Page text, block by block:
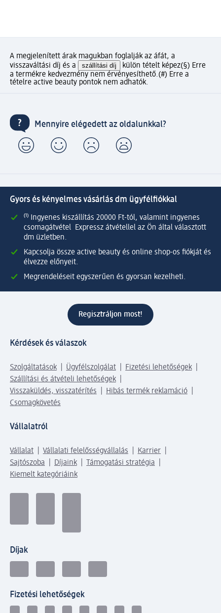
A megjelenített árak magukban foglalják az áfát, a
visszaváltási díj és a
szállítási díj külön tételt képez(§) Erre
a termékre kedvezmény nem érvényesíthető.(#) Erre a
tételre active beauty pontok nem adhatók.
Mennyire elégedett az oldalunkkal?
Gyors és kényelmes vásárlás dm ügyfélfiókkal
⁽¹⁾ Ingyenes kiszállítás 20000 Ft-tól, valamint ingyenes
csomagátvétel Expressz átvétellel az Ön által választott
dm üzletben.
Kapcsolja össze active beauty és online shop-os fiókját és
élvezze előnyeit.
Megrendeléseit egyszerűen és gyorsan kezelheti.
Regisztráljon most!
Kérdések és válaszok
Szolgáltatások Ügyfélszolgálat
Fizetési lehetőségek
Szállítási és átvételi lehetőségek
Visszaküldés, visszatérítés
Hibás termék reklamáció
Csomagkövetés
Vállalatról
Vállalat Vállalati felelősségvállalás
Karrier
Sajtószoba
Díjaink
Támogatási stratégia
Kiemelt kategóriáink
Díjak
Fizetési lehetőségek